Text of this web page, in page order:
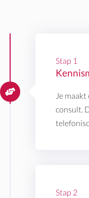
Stap 1
Je
consult.
Stap 2